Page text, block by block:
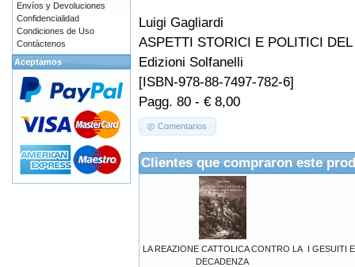
Luigi Gagliardi
ASPETTI STORICI E POLITICI
Edizioni Solfanelli
[ISBN-978-88-7497-782-6]
Pagg. 80 - € 8,00
Comentarios
Clientes que compraron este
LA REAZIONE CATTOLICA CONTRO LA
DECADENZA
I GESUITI
Envíos y Devoluciones
Confidencialidad
Condiciones de Uso
Contáctenos
Aceptamos